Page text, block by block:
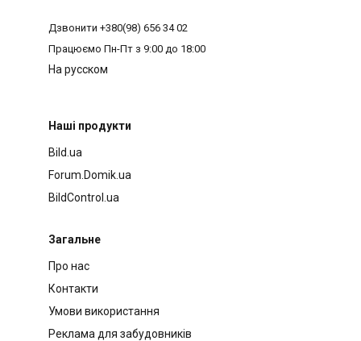
Дзвонити +380(98) 656 34 02
Працюємо Пн-Пт з 9:00 до 18:00
На русском
Наші продукти
Bild.ua
Forum.Domik.ua
BildControl.ua
Загальне
Про нас
Контакти
Умови використання
Реклама для забудовників